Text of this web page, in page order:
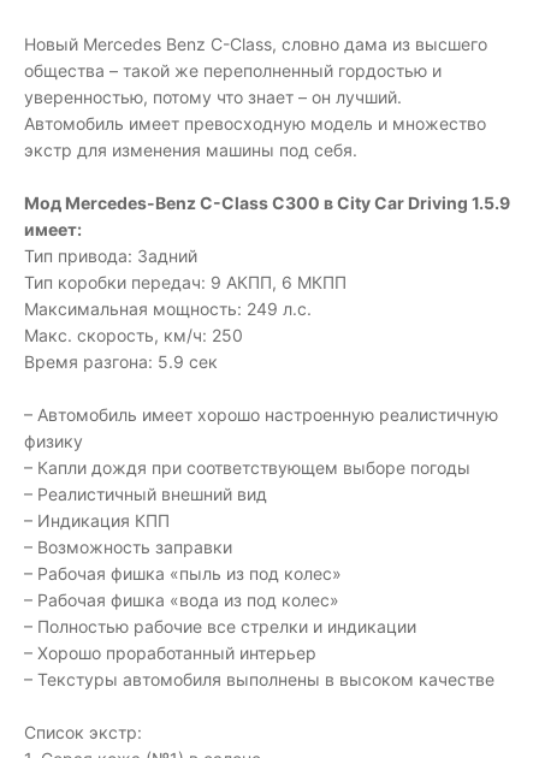
Новый Mercedes Benz C-Class, словно дама из высшего
общества – такой же переполненный гордостью и
уверенностью, потому что знает – он лучший.
Автомобиль имеет превосходную модель и множество
экстр для изменения машины под себя.
Мод Mercedes-Benz C-Class C300 в City Car Driving 1.5.9
имеет:
Тип привода: Задний
Тип коробки передач: 9 АКПП, 6 МКПП
Максимальная мощность: 249 л.с.
Макс. скорость, км/ч: 250
Время разгона: 5.9 сек
– Автомобиль имеет хорошо настроенную реалистичную
физику
– Капли дождя при соответствующем выборе погоды
– Реалистичный внешний вид
– Индикация КПП
– Возможность заправки
– Рабочая фишка «пыль из под колес»
– Рабочая фишка «вода из под колес»
– Полностью рабочие все стрелки и индикации
– Хорошо проработанный интерьер
– Текстуры автомобиля выполнены в высоком качестве
Список экстр: